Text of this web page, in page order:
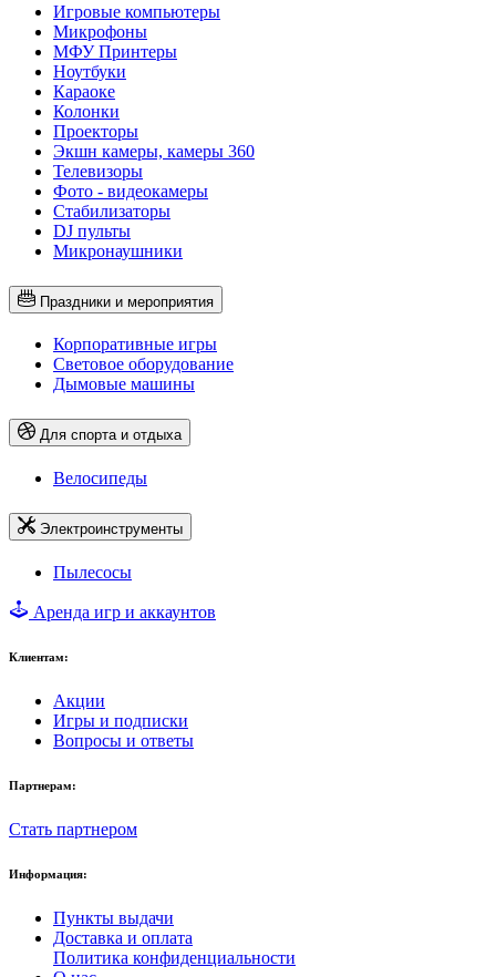
Игровые компьютеры
Микрофоны
МФУ Принтеры
Ноутбуки
Караоке
Колонки
Проекторы
Экшн камеры, камеры 360
Телевизоры
Фото - видеокамеры
Стабилизаторы
DJ пульты
Микронаушники
Праздники и мероприятия
Корпоративные игры
Световое оборудование
Дымовые машины
Для спорта и отдыха
Велосипеды
Электроинструменты
Пылесосы
Аренда игр и аккаунтов
Клиентам:
Акции
Игры и подписки
Вопросы и ответы
Партнерам:
Стать партнером
Информация:
Пункты выдачи
Доставка и оплата
Политика конфиденциальности